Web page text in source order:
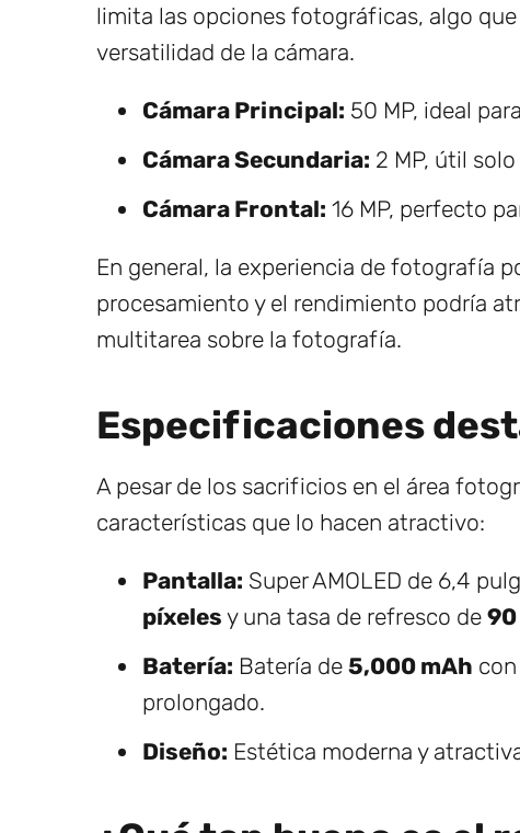
limita las opciones fotográficas, algo
versatilidad de la cámara.
Cámara Principal: 50 MP, ideal
Cámara Secundaria: 2 MP, útil
Cámara Frontal: 16 MP, perfecto
En general, la experiencia de fotografía
procesamiento y el rendimiento podría
multitarea sobre la fotografía.
Especificaciones
A pesar de los sacrificios en el área
características que lo hacen atractivo:
Pantalla: Super AMOLED de 6,4
píxeles y una tasa de refresco de 90
Batería: Batería de 5,000 mAh
prolongado.
Diseño: Estética moderna y